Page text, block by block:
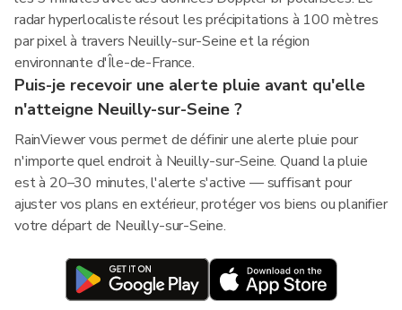
radar hyperlocaliste résout les précipitations à 100 mètres
par pixel à travers Neuilly-sur-Seine et la région
environnante d'Île-de-France.
Puis-je recevoir une alerte pluie avant qu'elle
n'atteigne Neuilly-sur-Seine ?
RainViewer vous permet de définir une alerte pluie pour
n'importe quel endroit à Neuilly-sur-Seine. Quand la pluie
est à 20–30 minutes, l'alerte s'active — suffisant pour
ajuster vos plans en extérieur, protéger vos biens ou planifier
votre départ de Neuilly-sur-Seine.